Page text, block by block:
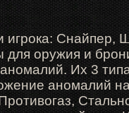
игрока: Снайпер,
для оружия и
Их 3
аномалий